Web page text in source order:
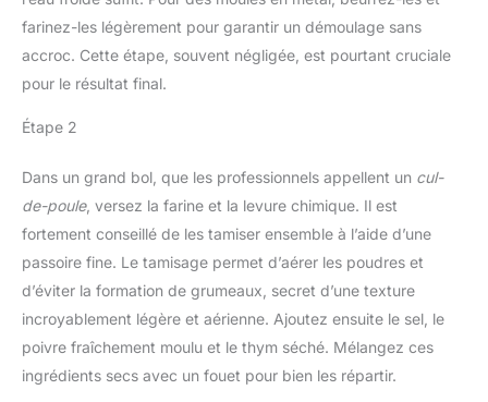
farinez-les légèrement pour garantir un démoulage sans
accroc. Cette étape, souvent négligée, est pourtant cruciale
pour le résultat final.
Étape 2
Dans un grand bol, que les professionnels appellent un cul-
de-poule, versez la farine et la levure chimique. Il est
fortement conseillé de les tamiser ensemble à l’aide d’une
passoire fine. Le tamisage permet d’aérer les poudres et
d’éviter la formation de grumeaux, secret d’une texture
incroyablement légère et aérienne. Ajoutez ensuite le sel, le
poivre fraîchement moulu et le thym séché. Mélangez ces
ingrédients secs avec un fouet pour bien les répartir.